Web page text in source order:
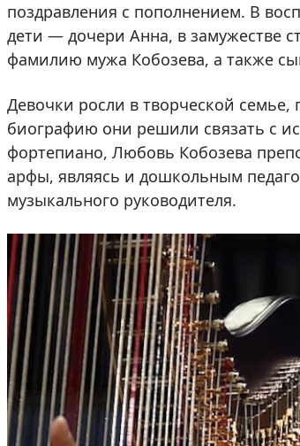
поздравления с пополнением. В
дети — дочери Анна, в замужестве
фамилию мужа Кобозева, а также
Девочки росли в творческой
биографию они решили связать с
фортепиано, Любовь Кобозева
арфы, являясь и дошкольным
музыкального руководителя.